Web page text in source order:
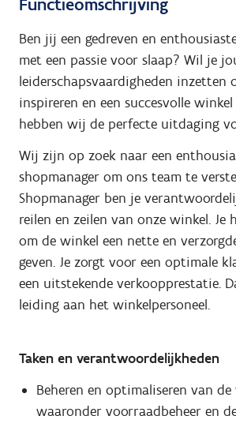
Functieomschrijving
Ben jij een gedreven en
met een passie voor slaap? Wil je
leiderschapsvaardigheden inzetten
inspireren en een succesvolle
hebben wij de perfecte uitdaging
Wij zijn op zoek naar een
shopmanager om ons team te
Shopmanager ben je
reilen en zeilen van onze winkel. Je
om de winkel een nette en
geven. Je zorgt voor een optimale
een uitstekende verkoopprestatie.
leiding aan het winkelpersoneel.
Taken en verantwoordelijkheden
Beheren en optimaliseren van
waaronder voorraadbeheer en